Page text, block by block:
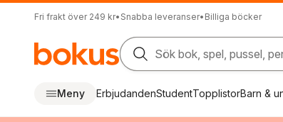
Fri frakt över 249 kr• Snabba leveranser• Billiga böcker
Sök bok, spel, pussel,
Meny ErbjudandenStudentTopplistorBarn &